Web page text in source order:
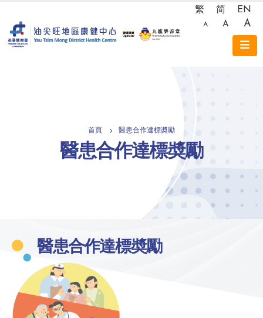
繁 简 EN
A A A
首頁 醫患合作達標奬勵
醫患合作達標奬勵
醫患合作達標奬勵